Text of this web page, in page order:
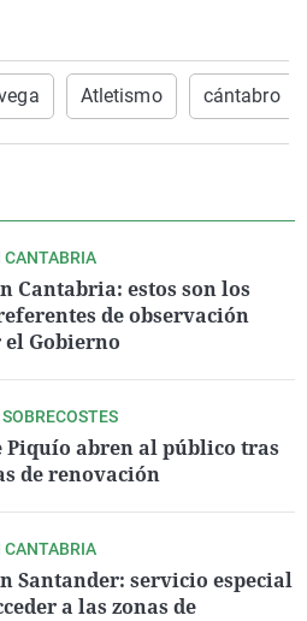
Atletismo cántabro
CANTABRIA
Cantabria: estos son los
de observación
Gobierno
Piquío abren al público tras
de renovación
CANTABRIA
Santander: servicio especial
a las zonas de